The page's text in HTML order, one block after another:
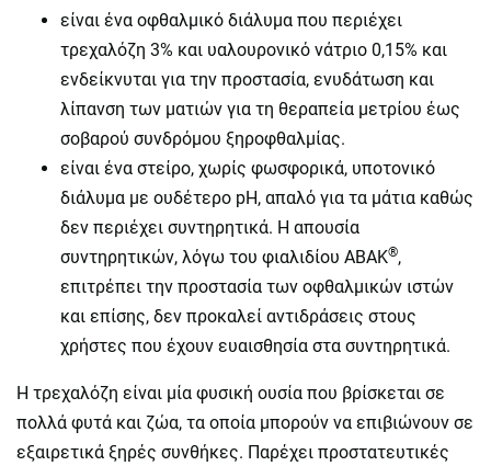
είναι ένα οφθαλμικό διάλυμα που περιέχει
τρεχαλόζη 3% και υαλουρονικό νάτριο 0,15% και
ενδείκνυται για την προστασία, ενυδάτωση και
λίπανση των ματιών για τη θεραπεία μετρίου έως
σοβαρού συνδρόμου ξηροφθαλμίας.
είναι ένα στείρο, χωρίς φωσφορικά, υποτονικό
διάλυμα με ουδέτερο pH, απαλό για τα μάτια καθώς
δεν περιέχει συντηρητικά. Η απουσία
συντηρητικών, λόγω του φιαλιδίου ABAK®,
επιτρέπει την προστασία των οφθαλμικών ιστών
και επίσης, δεν προκαλεί αντιδράσεις στους
χρήστες που έχουν ευαισθησία στα συντηρητικά.
Η τρεχαλόζη είναι μία φυσική ουσία που βρίσκεται σε
πολλά φυτά και ζώα, τα οποία μπορούν να επιβιώνουν σε
εξαιρετικά ξηρές συνθήκες. Παρέχει προστατευτικές